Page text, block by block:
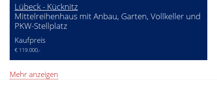
Lübeck - Kücknitz
Mittelreihenhaus mit Anbau, Garten, Vollkeller und
PKW-Stellplatz
Kaufpreis
€ 119.000,-
Mehr anzeigen